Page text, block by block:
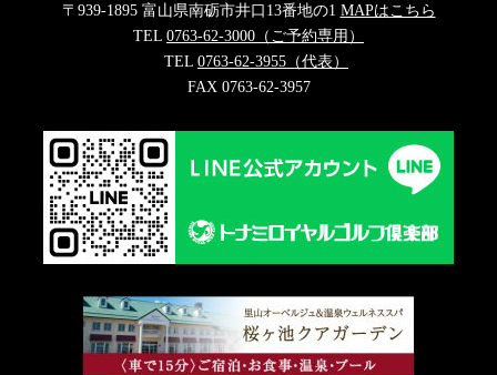
〒939-1895 富山県南砺市井口13番地の1 MAPはこちら
TEL 0763-62-3000（ご予約専用）
TEL 0763-62-3955（代表）
FAX 0763-62-3957